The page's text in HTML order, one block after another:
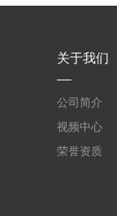
关于我们
公司简介
视频中心
荣誉资质